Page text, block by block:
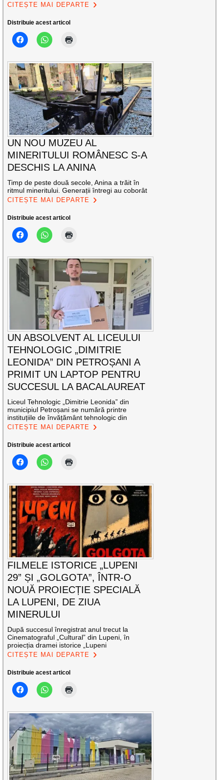
CITEȘTE MAI DEPARTE
Distribuie acest articol
UN NOU MUZEU AL
MINERITULUI ROMÂNESC S-A
DESCHIS LA ANINA
Timp de peste două secole, Anina a trăit în
ritmul mineritului. Generații întregi au coborât
CITEȘTE MAI DEPARTE
Distribuie acest articol
UN ABSOLVENT AL LICEULUI
TEHNOLOGIC „DIMITRIE
LEONIDA” DIN PETROȘANI A
PRIMIT UN LAPTOP PENTRU
SUCCESUL LA BACALAUREAT
Liceul Tehnologic „Dimitrie Leonida” din
municipiul Petroșani se numără printre
instituțiile de învățământ tehnologic din
CITEȘTE MAI DEPARTE
Distribuie acest articol
FILMELE ISTORICE „LUPENI
29” ȘI „GOLGOTA”, ÎNTR-O
NOUĂ PROIECȚIE SPECIALĂ
LA LUPENI, DE ZIUA
MINERULUI
După succesul înregistrat anul trecut la
Cinematograful „Cultural” din Lupeni, în
proiecția dramei istorice „Lupeni
CITEȘTE MAI DEPARTE
Distribuie acest articol